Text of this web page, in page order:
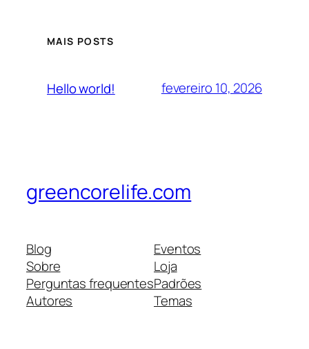
MAIS POSTS
Hello world! fevereiro 10, 2026
greencorelife.com
Blog
Sobre
Perguntas frequentes
Autores
Eventos
Loja
Padrões
Temas